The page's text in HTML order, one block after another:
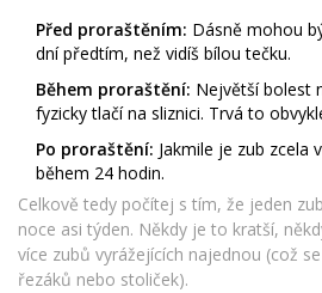
Před proraštěním: Dásně mohou
dní předtím, než vidíš bílou tečku.
Během proraštění: Největší bolest
fyzicky tlačí na sliznici. Trvá to
Po proraštění: Jakmile je zub zcela
během 24 hodin.
Celkově tedy počítej s tím, že jeden
noce asi týden. Někdy je to kratší,
více zubů vyrážejících najednou (což
řezáků nebo stoliček).